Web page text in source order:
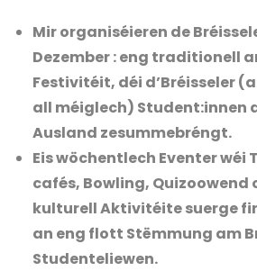
Mir organiséieren de
Dezember : eng traditionell
Festivitéit, déi d’Bréisseler
all méiglech) Student:innen
Ausland zesummebréngt.
Eis wöchentlech Eventer wéi
cafés, Bowling, Quizoowend
kulturell Aktivitéite suerge
an eng flott Stëmmung am
Studenteliewen.